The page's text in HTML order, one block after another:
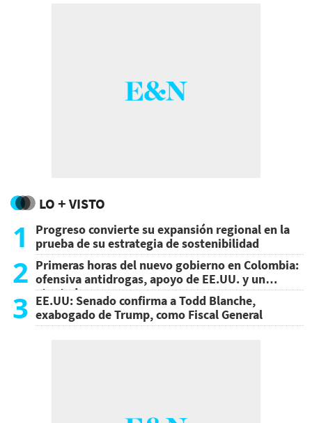
LO + VISTO
1
Progreso convierte su expansión regional en la
prueba de su estrategia de sostenibilidad
2 Primeras horas del nuevo gobierno en Colombia:
ofensiva antidrogas, apoyo de EE.UU. y un
atentado
3 EE.UU: Senado confirma a Todd Blanche,
exabogado de Trump, como Fiscal General